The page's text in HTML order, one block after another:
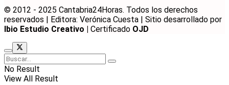
© 2012 - 2025 Cantabria24Horas. Todos los derechos
reservados | Editora: Verónica Cuesta | Sitio desarrollado por
Ibio Estudio Creativo |
Certificado OJD
No Result
View All Result